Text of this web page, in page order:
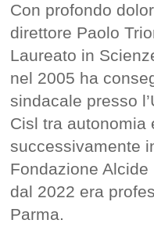
Con profondo
direttore Paolo
Laureato in
nel 2005 ha
sindacale presso
Cisl tra autonomia
successivamente
Fondazione
dal 2022 era
Parma.